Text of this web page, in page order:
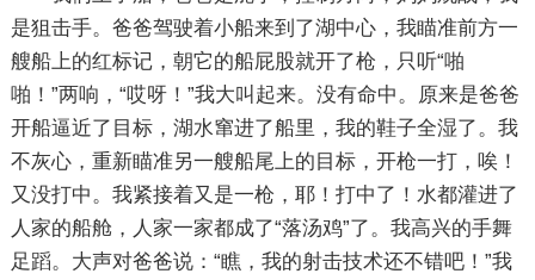
是狙击手。爸爸驾驶着小船来到了湖中心，我瞄准前方一
艘船上的红标记，朝它的船屁股就开了枪，只听“啪
啪！”两响，“哎呀！”我大叫起来。没有命中。原来是爸爸
开船逼近了目标，湖水窜进了船里，我的鞋子全湿了。我
不灰心，重新瞄准另一艘船尾上的目标，开枪一打，唉！
又没打中。我紧接着又是一枪，耶！打中了！水都灌进了
人家的船舱，人家一家都成了“落汤鸡”了。我高兴的手舞
足蹈。大声对爸爸说：“瞧，我的射击技术还不错吧！”我